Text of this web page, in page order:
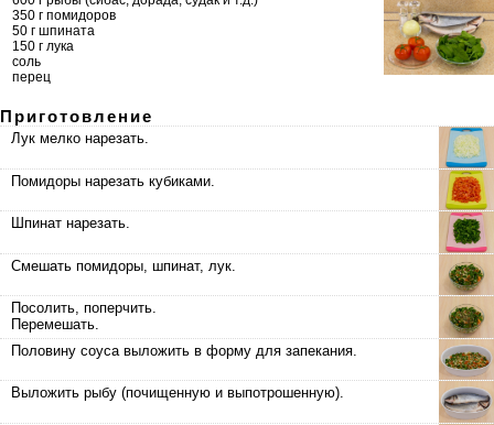
350 г помидоров
50 г шпината
150 г лука
соль
перец
Приготовление
Лук мелко нарезать.
Помидоры нарезать кубиками.
Шпинат нарезать.
Смешать помидоры, шпинат, лук.
Посолить, поперчить.
Перемешать.
Половину соуса выложить в форму для запекания.
Выложить рыбу (почищенную и выпотрошенную).